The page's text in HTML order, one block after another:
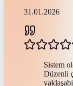
31.01.2026
Sistem
Düzenli